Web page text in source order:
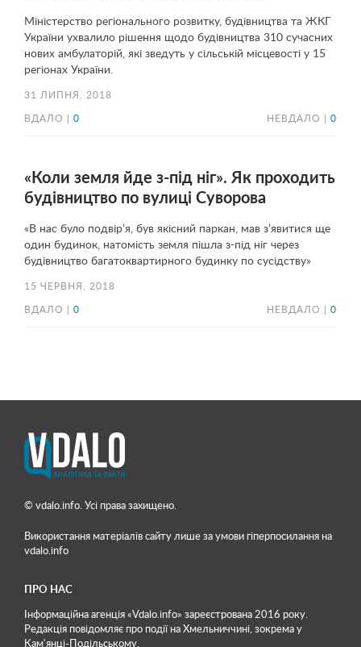
Міністерство регіонального розвитку, будівництва та ЖКГ
України ухвалило рішення щодо будівництва 310 сучасних
нових амбулаторій, які зведуть у сільській місцевості у 15
регіонах України.
31 ЛИПНЯ, 2018
ВДАЛО | 0 НЕВДАЛО | 0
«Коли земля йде з-під ніг». Як проходить
будівництво по вулиці Суворова
«В нас було подвір’я, був якісний паркан, мав з’явитися ще
один будинок, натомість земля пішла з-під ніг через
будівництво багатоквартирного будинку по сусідству»
15 ЧЕРВНЯ, 2018
ВДАЛО | 0 НЕВДАЛО | 0
© vdalo.info. Усі права захищено.
Використання матеріалів сайту лише за умови гіперпосилання на
vdalo.info
ПРО НАС
Інформаційна агенція «Vdalo.info» зареєстрована 2016 року.
Редакція повідомляє про події на Хмельниччині, зокрема у
Кам'янці-Подільському.